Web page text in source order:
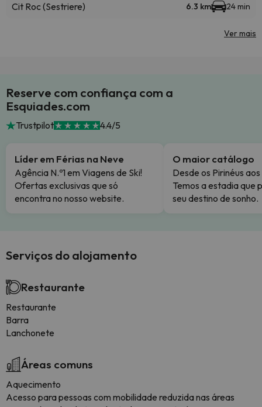
Cit Roc (Sestriere) 6.3 km 24 min
Ver mais
Reserve com confiança com a
Esquiades.com
Trustpilot 4.4/5
Líder em Férias na Neve
Agência N.º1 em Viagens de Ski!
Ofertas exclusivas que só
encontra no nosso website.
O maior catálogo
Desde os Pirinéus
Temos a estadia que
seu destino de sonho.
Serviços do alojamento
Restaurante
Restaurante
Barra
Lanchonete
Áreas comuns
Aquecimento
Acesso para pessoas com mobilidade reduzida nas áreas